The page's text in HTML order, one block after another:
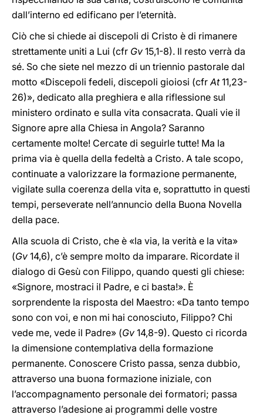
dall’interno ed edificano per l’eternità.
Ciò che si chiede ai discepoli di Cristo è di rimanere
strettamente uniti a Lui (cfr Gv 15,1-8). Il resto verrà da
sé. So che siete nel mezzo di un triennio pastorale dal
motto «Discepoli fedeli, discepoli gioiosi (cfrAt11,23-
26)», dedicato alla preghiera e alla riflessione sul
ministero ordinato e sulla vita consacrata. Quali vie il
Signore apre alla Chiesa in Angola? Saranno
certamente molte! Cercate di seguirle tutte! Ma la
prima via è quella della fedeltà a Cristo. A tale scopo,
continuate a valorizzare la formazione permanente,
vigilate sulla coerenza della vita e, soprattutto in questi
tempi, perseverate nell’annuncio della Buona Novella
della pace.
Alla scuola di Cristo, che è «la via, la verità e la vita»
(Gv 14,6), c’è sempre molto da imparare. Ricordate il
dialogo di Gesù con Filippo, quando questi gli chiese:
«Signore, mostraci il Padre, e ci basta!». È
sorprendente la risposta del Maestro: «Da tanto tempo
sono con voi, e non mi hai conosciuto, Filippo? Chi
vede me, vede il Padre» (Gv 14,8-9). Questo ci ricorda
la dimensione contemplativa della formazione
permanente. Conoscere Cristo passa, senza dubbio,
attraverso una buona formazione iniziale, con
l’accompagnamento personale dei formatori; passa
attraverso l’adesione ai programmi delle vostre